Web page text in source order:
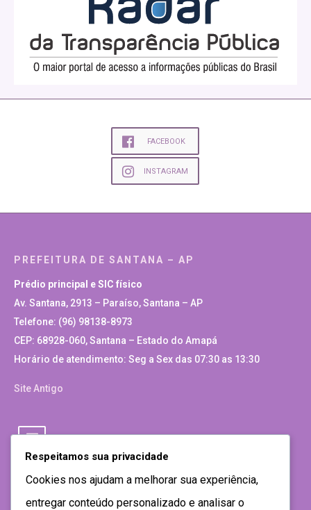
FACEBOOK
INSTAGRAM
PREFEITURA DE SANTANA – AP
Prédio principal e SIC físico
Av. Santana, 2913 – Paraíso, Santana – AP
Telefone: (96) 98138-8973
CEP: 68928-060, Santana – Estado do Amapá
Horário de atendimento: Seg a Sex das 07:30 as 13:30
Site Antigo
Respeitamos sua privacidade
Cookies nos ajudam a melhorar sua experiência,
entregar conteúdo personalizado e analisar o